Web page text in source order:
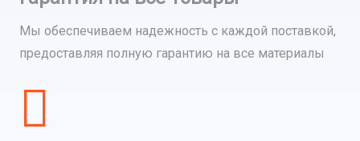
Мы обеспечиваем надежность с каждой поставкой,
предоставляя полную гарантию на все материалы